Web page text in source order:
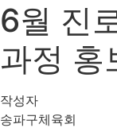
6월 진
과정 홍
작성자
송파구체육회